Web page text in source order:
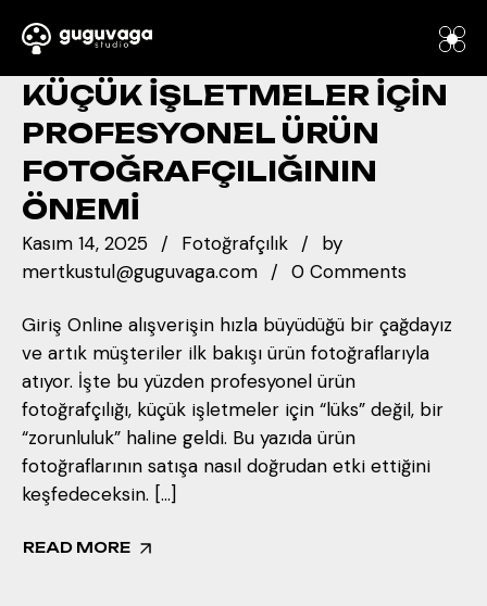
KÜÇÜK İŞLETMELER İÇIN
PROFESYONEL ÜRÜN
FOTOĞRAFÇILIĞININ
ÖNEMI
Kasım 14, 2025 Fotoğrafçılık
by
mertkustul@guguvaga.com
0 Comments
Giriş Online alışverişin hızla büyüdüğü bir çağdayız
ve artık müşteriler ilk bakışı ürün fotoğraflarıyla
atıyor. İşte bu yüzden profesyonel ürün
fotoğrafçılığı, küçük işletmeler için “lüks” değil, bir
“zorunluluk” haline geldi. Bu yazıda ürün
fotoğraflarının satışa nasıl doğrudan etki ettiğini
keşfedeceksin. […]
READ MORE